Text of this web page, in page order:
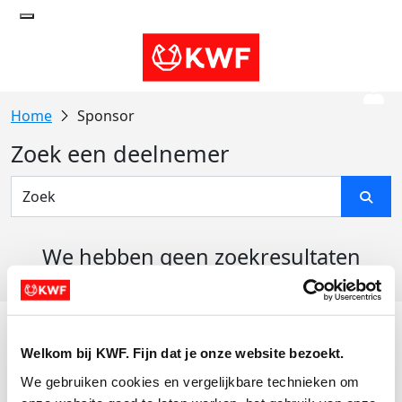
Welkom bij KWF. Fijn dat je onze website bezoekt.
We gebruiken cookies en vergelijkbare technieken om
Sponsor
Zoek een deelnemer
We hebben geen zoekresultaten
Actiematerialen
Evenementen